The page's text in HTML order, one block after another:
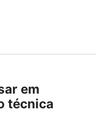
em
técnica